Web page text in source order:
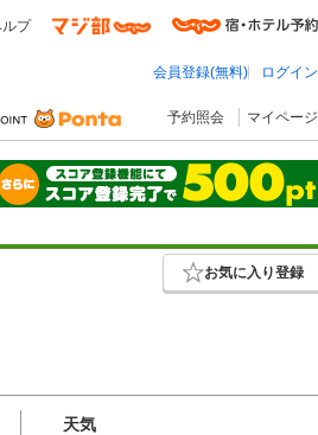
プ
会員登録(無料) ログイン
予約照会 マイページ
お気に入り登録
天気